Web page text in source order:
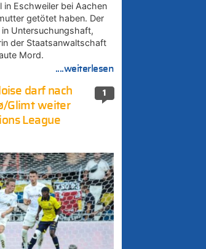
in Eschweiler bei Aachen
getötet haben. Der
Untersuchungshaft,
der Staatsanwaltschaft
Mord.
....weiterlesen
1
darf nach
Glimt weiter
League